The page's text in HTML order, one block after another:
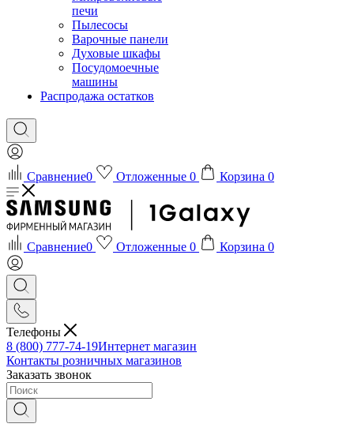
печи
Пылесосы
Варочные панели
Духовые шкафы
Посудомоечные
машины
Распродажа остатков
Сравнение0 Отложенные 0 Корзина 0
Сравнение0 Отложенные 0 Корзина 0
Телефоны
8 (800) 777-74-19Интернет магазин
Контакты розничных магазинов
Заказать звонок